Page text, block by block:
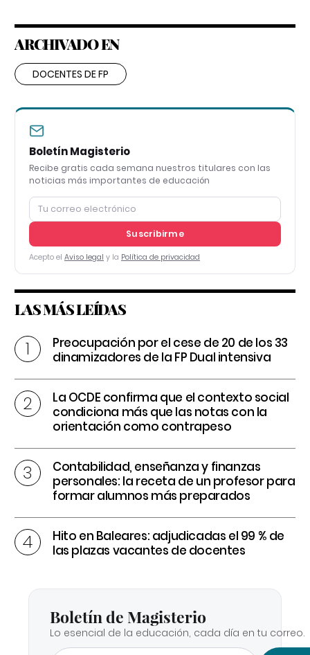
ARCHIVADO EN
DOCENTES DE FP
Boletín Magisterio
Recibe gratis cada semana nuestros titulares con las
noticias más importantes de educación
Suscribirme
Acepto el Aviso legal y la Política de privacidad
LAS MÁS LEÍDAS
Preocupación por el cese de 20 de los 33
dinamizadores de la FP Dual intensiva
La OCDE confirma que el contexto social
condiciona más que las notas con la
orientación como contrapeso
Contabilidad, enseñanza y finanzas
personales: la receta de un profesor para
formar alumnos más preparados
Hito en Baleares: adjudicadas el 99 % de
las plazas vacantes de docentes
Boletín de Magisterio
Lo esencial de la educación, cada día en tu correo.